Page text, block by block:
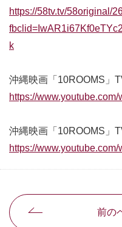
https://58tv.tv/58original/
k
沖縄映画「10ROOMS」
https://
沖縄映画「10ROOMS」
https://
前の